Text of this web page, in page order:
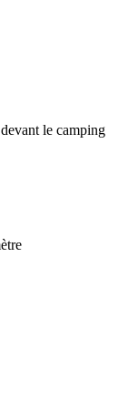
devant le camping